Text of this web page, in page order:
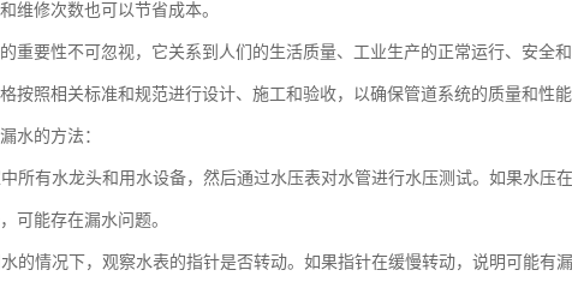
维修次数也可以节省成本。
重要性不可忽视，它关系到人们的生活质量、工业生产的正常运行、安全
按照相关标准和规范进行设计、施工和验收，以确保管道系统的质量和性能
水的方法：
所有水龙头和用水设备，然后通过水压表对水管进行水压测试。如果水压
可能存在漏水问题。
的情况下，观察水表的指针是否转动。如果指针在缓慢转动，说明可能有漏